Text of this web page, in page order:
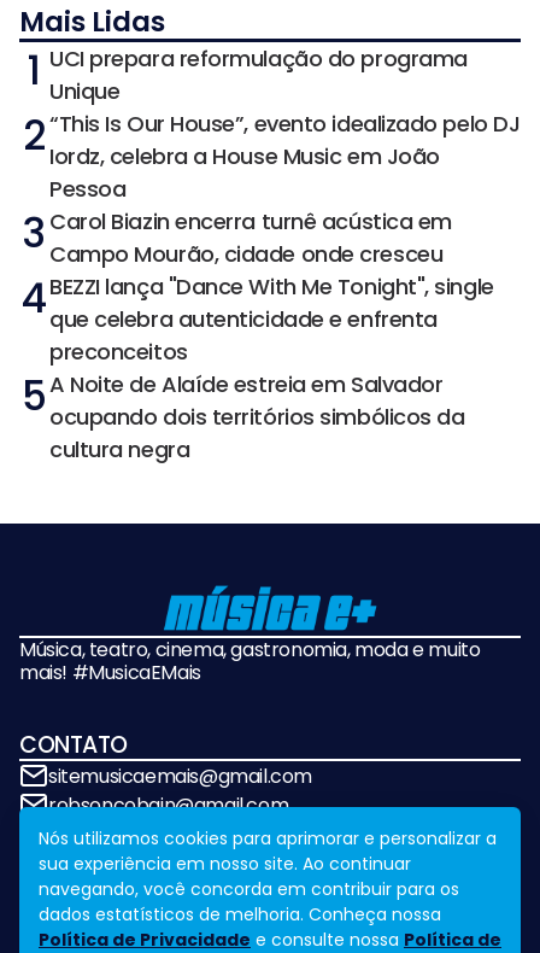
Mais Lidas
1 UCI prepara reformulação do programa
Unique
2“This Is Our House”, evento idealizado pelo DJ
Iordz, celebra a House Music em João
Pessoa
3 Carol Biazin encerra turnê acústica em
Campo Mourão, cidade onde cresceu
4BEZZI lança "Dance With Me Tonight", single
que celebra autenticidade e enfrenta
preconceitos
5A Noite de Alaíde estreia em Salvador
ocupando dois territórios simbólicos da
cultura negra
Música, teatro, cinema, gastronomia, moda e muito
mais! #MusicaEMais
CONTATO
sitemusicaemais@gmail.com
robsoncobain@gmail.com
REDES SOCIAIS
Nós utilizamos cookies para aprimorar e personalizar a
sua experiência em nosso site. Ao continuar
navegando, você concorda em contribuir para os
dados estatísticos de melhoria. Conheça nossa
Política de Privacidade e consulte nossa Política de